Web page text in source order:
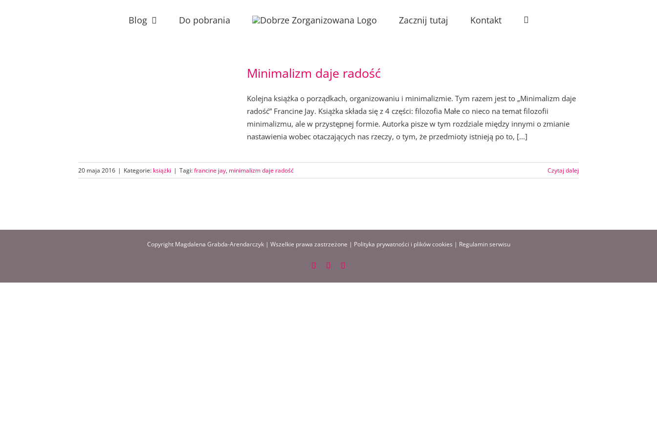
Blog Do pobrania Zacznij tutaj Kontakt
Minimalizm daje radość
Kolejna książka o porządkach, organizowaniu i minimalizmie. Tym razem jest to „Minimalizm daje
radość” Francine Jay. Książka składa się z 4 części: filozofia Małe co nieco na temat filozofii
minimalizmu, ale w przystępnej formie. Autorka pisze w tym rozdziale między innymi o zmianie
nastawienia wobec otaczających nas rzeczy, o tym, że przedmioty istnieją po to, [...]
20 maja 2016 | Kategorie: książki | Tagi:francine jay, minimalizm daje radość Czytaj dalej
Copyright Magdalena Grabda-Arendarczyk | Wszelkie prawa zastrzeżone | Polityka prywatności i plików cookies | Regulamin serwisu
FacebookInstagram